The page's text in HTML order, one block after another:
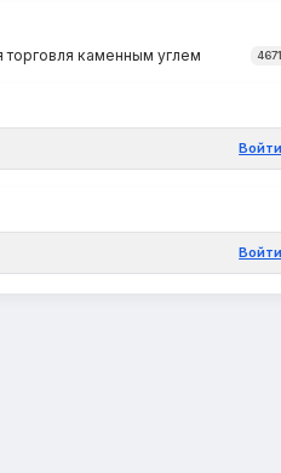
торговля каменным углем
Войти
Войти